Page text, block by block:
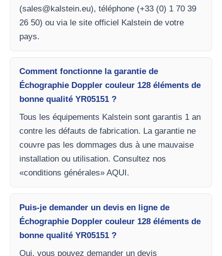
(sales@kalstein.eu), téléphone (+33 (0) 1 70 39
26 50) ou via le site officiel Kalstein de votre
pays.
Comment fonctionne la garantie de
Échographie Doppler couleur 128 éléments de
bonne qualité YR05151 ?
Tous les équipements Kalstein sont garantis 1 an
contre les défauts de fabrication. La garantie ne
couvre pas les dommages dus à une mauvaise
installation ou utilisation. Consultez nos
«conditions générales» AQUI.
Puis-je demander un devis en ligne de
Échographie Doppler couleur 128 éléments de
bonne qualité YR05151 ?
Oui, vous pouvez demander un devis